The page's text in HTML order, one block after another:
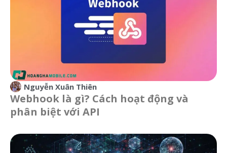
Nguyễn Xuân Thiên
Webhook là gì? Cách hoạt động và
phân biệt với API